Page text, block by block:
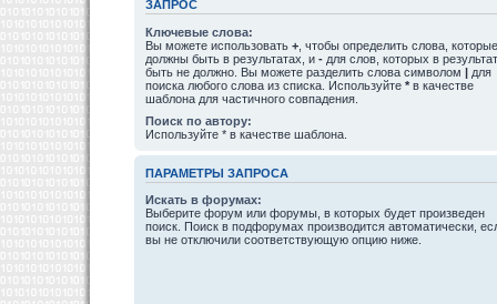
ЗАПРОС
Ключевые слова:
Вы можете использовать + , чтобы определить слова, которые
должны быть в результатах, и - для слов, которых в
быть не должно. Вы можете разделить слова символом | для
поиска любого слова из списка. Используйте * в качестве
шаблона для частичного совпадения.
Поиск по автору:
Используйте * в качестве шаблона.
ПАРАМЕТРЫ ЗАПРОСА
Искать в форумах:
Выберите форум или форумы, в которых будет произведен
поиск. Поиск в подфорумах производится автоматически,
вы не отключили соответствующую опцию ниже.